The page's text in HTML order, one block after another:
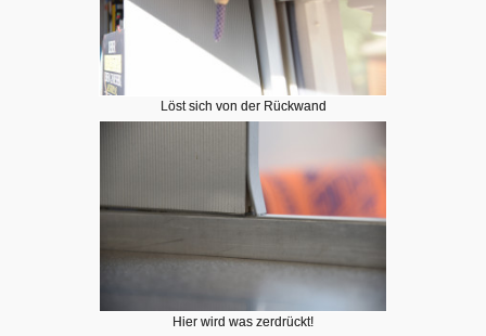
Löst sich von der Rückwand
Hier wird was zerdrückt!